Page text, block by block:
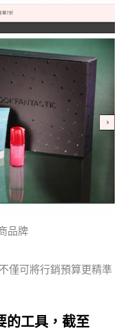
品牌
僅可將行銷預算更精準
的工具，截至